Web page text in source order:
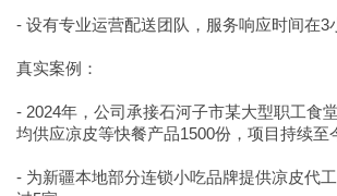
- 设有专业运营配送团队，服务响应时间在3
真实案例：
- 2024年，公司承接石河子市某大型职工食
均供应凉皮等快餐产品1500份，项目持续至
- 为新疆本地部分连锁小吃品牌提供凉皮代